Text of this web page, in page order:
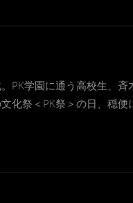
PK学園に通う高校生、斉
化祭＜PK祭＞の日、穏